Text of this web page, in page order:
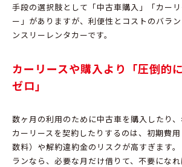
手段の選択肢として「中古車購入」「カー
ー」がありますが、 利便性とコストのバラ
ンスリーレンタカーです。
カーリースや購入より「圧倒的
ゼロ」
数ヶ月の利用のために中古車を購入したり、
カーリースを契約したりするのは、 初期費
数料）や解約違約金のリスクが高すぎます。
ランなら、 必要な月だけ借りて、不要にな